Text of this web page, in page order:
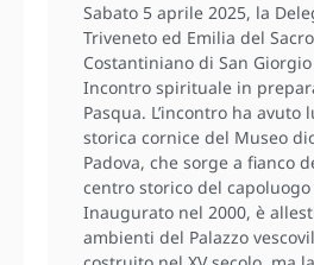
Sabato 5 aprile 2025, la
Triveneto ed Emilia del
Costantiniano di San
Incontro spirituale in
Pasqua. L’incontro ha avuto
storica cornice del Museo
Padova, che sorge a fianco
centro storico del capoluogo
Inaugurato nel 2000, è
ambienti del Palazzo